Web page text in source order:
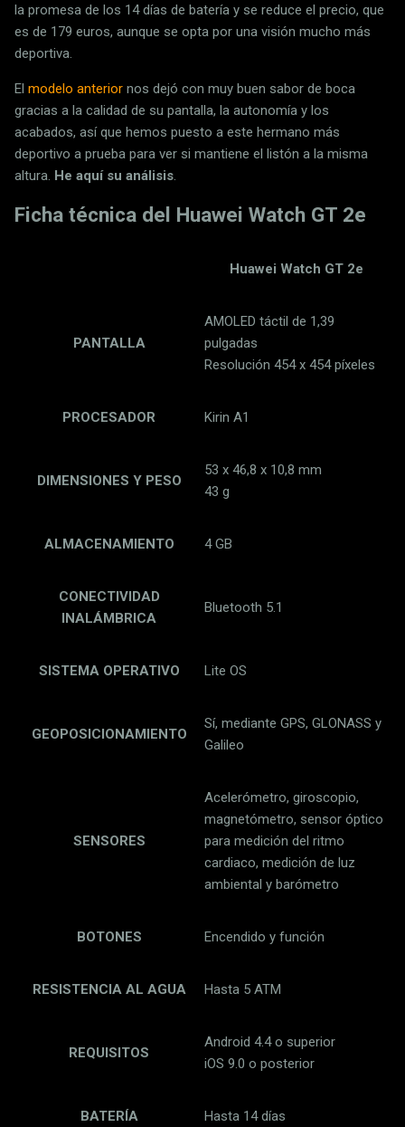
la promesa de los 14 días de batería y se reduce el precio, que
es de 179 euros, aunque se opta por una visión mucho más
deportiva.
El modelo anterior nos dejó con muy buen sabor de boca
gracias a la calidad de su pantalla, la autonomía y los
acabados, así que hemos puesto a este hermano más
deportivo a prueba para ver si mantiene el listón a la misma
altura. He aquí su análisis.
Ficha técnica del Huawei Watch GT 2e
Huawei Watch GT 2e
PANTALLA
AMOLED táctil de 1,39
pulgadas
Resolución 454 x 454 píxeles
PROCESADOR Kirin A1
DIMENSIONES Y PESO
53 x 46,8 x 10,8 mm
43 g
ALMACENAMIENTO 4 GB
CONECTIVIDAD
INALÁMBRICA
Bluetooth 5.1
SISTEMA OPERATIVO Lite OS
GEOPOSICIONAMIENTO
Sí, mediante GPS, GLONASS y
Galileo
SENSORES
Acelerómetro, giroscopio,
magnetómetro, sensor óptico
para medición del ritmo
cardiaco, medición de luz
ambiental y barómetro
BOTONES Encendido y función
RESISTENCIA AL AGUA Hasta 5 ATM
REQUISITOS
Android 4.4 o superior
iOS 9.0 o posterior
BATERÍA Hasta 14 días